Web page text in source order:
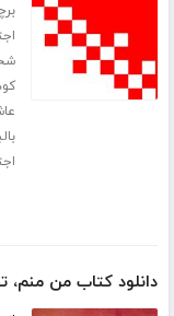
دانلود کتاب من منم،